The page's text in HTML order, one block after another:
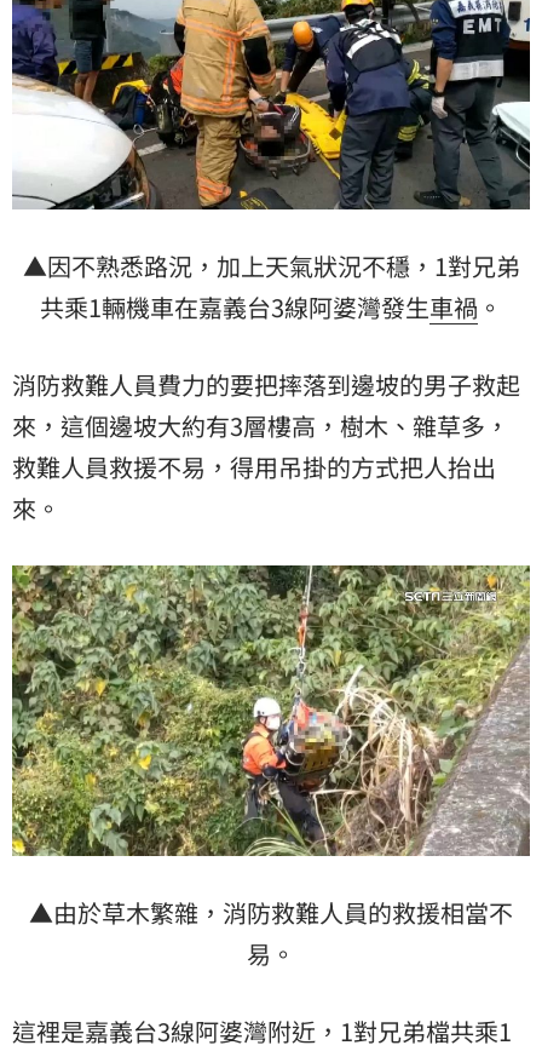
▲因不熟悉路況，加上天氣狀況不穩，1對兄弟
共乘1輛機車在嘉義台3線阿婆灣發生車禍 。
消防救難人員費力的要把摔落到邊坡的男子救起
來，這個邊坡大約有3層樓高，樹木、雜草多，
救難人員救援不易，得用吊掛的方式把人抬出
來。
▲由於草木繁雜，消防救難人員的救援相當不
易。
這裡是嘉義台3線阿婆灣附近，1對兄弟檔共乘1